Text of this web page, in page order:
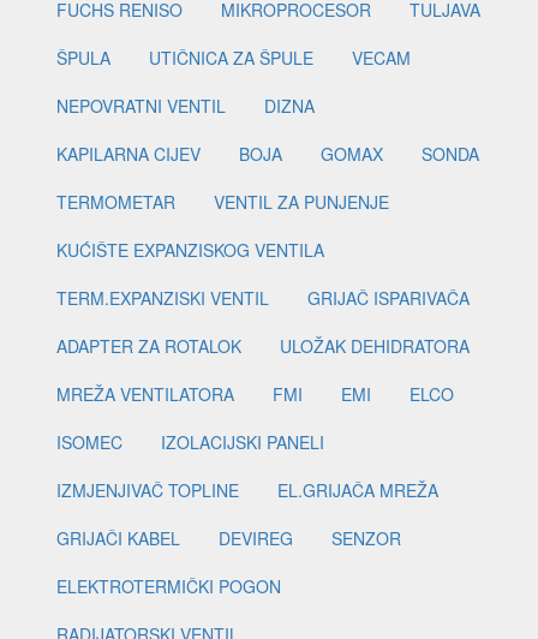
FUCHS RENISO MIKROPROCESOR
TULJAVA
ŠPULA
UTIČNICA ZA ŠPULE
VECAM
NEPOVRATNI VENTIL
DIZNA
KAPILARNA CIJEV
BOJA GOMAX
SONDA
TERMOMETAR
VENTIL ZA PUNJENJE
KUĆIŠTE EXPANZISKOG VENTILA
TERM.EXPANZISKI VENTIL
GRIJAČ ISPARIVAČA
ADAPTER ZA ROTALOK
ULOŽAK DEHIDRATORA
MREŽA VENTILATORA
FMI EMI
ELCO
ISOMEC
IZOLACIJSKI PANELI
IZMJENJIVAČ TOPLINE
EL.GRIJAČA MREŽA
GRIJAČI KABEL
DEVIREG
SENZOR
ELEKTROTERMIČKI POGON